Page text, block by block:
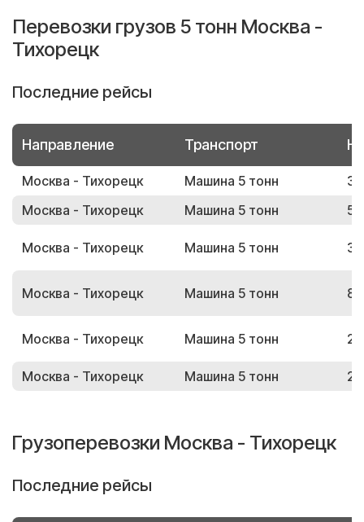
Перевозки грузов 5 тонн Москва -
Тихорецк
Последние рейсы
Направление Транспорт
Москва - Тихорецк Машина 5 тонн
Москва - Тихорецк
Машина 5 тонн
Москва - Тихорецк Машина 5 тонн
Москва - Тихорецк Машина 5 тонн
Москва - Тихорецк Машина 5 тонн
Москва - Тихорецк Машина 5 тонн
Грузоперевозки Москва - Тихорецк
Последние рейсы